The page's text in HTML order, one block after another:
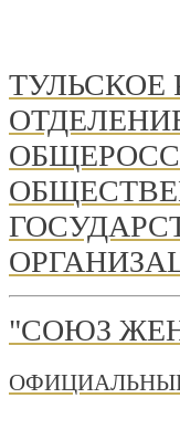
ТУЛЬСКОЕ
"СОЮЗ